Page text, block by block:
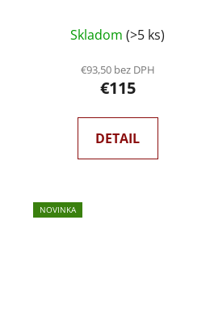
Skladom (>5 ks)
€93,50 bez DPH
€115
DETAIL
NOVINKA